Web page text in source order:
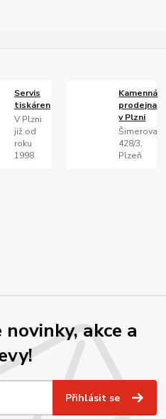
Servis
tiskáren
V Plzni
již od
roku
1998
Kamenná
prodejna
v Plzni
Šimerova
428/3,
Plzeň
akce a
Přihlásit se